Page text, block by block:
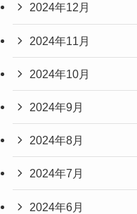
2024年12月
2024年11月
2024年10月
2024年9月
2024年8月
2024年7月
2024年6月